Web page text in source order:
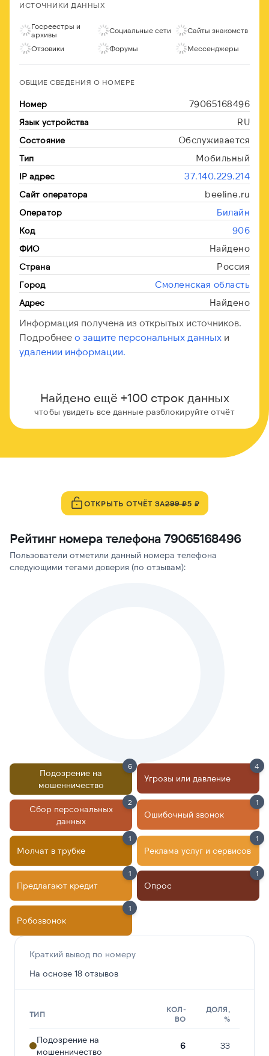
ИСТОЧНИКИ ДАННЫХ
Госреестры и
архивы
Социальные сети Сайты знакомств
Отзовики Форумы Мессенджеры
ОБЩИЕ СВЕДЕНИЯ О НОМЕРЕ
Номер 79065168496
Язык устройства RU
Состояние Обслуживается
Тип Мобильный
IP адрес 37.140.229.214
Сайт оператора beeline.ru
Оператор Билайн
Код 906
ФИО Найдено
Страна Россия
Город Смоленская область
Адрес Найдено
Информация получена из открытых источников.
Подробнее о защите персональных данных и
удалении информации.
Найдено ещё +100 строк данных
чтобы увидеть все данные разблокируйте отчёт
ОТКРЫТЬ ОТЧЁТ ЗА299 ₽5 ₽
Рейтинг номера телефона 79065168496
Пользователи отметили данный номера телефона
следующими тегами доверия (по отзывам):
Подозрение на
мошенничество
6
Угрозы или давление
4
Сбор персональных
данных
2
Ошибочный звонок
1
Молчат в трубке
1
Реклама услуг и сервисов
1
Предлагают кредит
1
Опрос
1
Робозвонок
1
Краткий вывод по номеру
На основе 18 отзывов
ТИП
КОЛ-
ВО
ДОЛЯ,
%
Подозрение на
мошенничество
6 33